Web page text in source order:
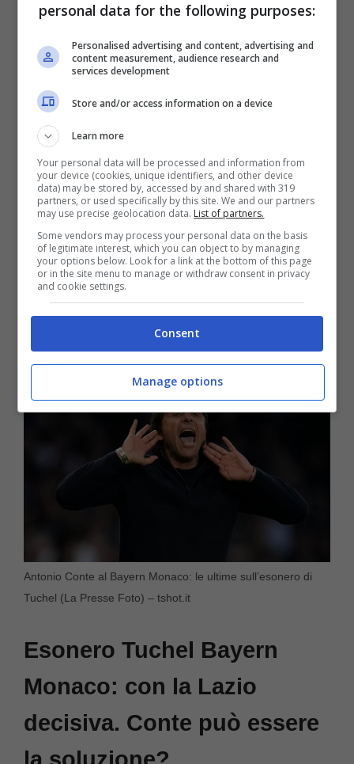
un periodo di enorme difficoltà.
Il 2-2 di venerdì, del Bayern contro il Friburgo
è una nuova conferma sulle difficoltà di
Thomas Tuchel che sembra non aver più in
mano lo spogliatoio del Bayern Monaco.
Ecco perché si fa largo sempre di più l’ipotesi
di un addio anticipato.
A sorpresa, potrebbe tornare in augeil nome
di Antonio Conte per la panchina del
Bayern Monaco.
Antonio Conte al Bayern Monaco: le ultime sull’esonero di
Tuchel (La Presse Foto) – tshot.it
Esonero Tuchel Bayern
Monaco: con la Lazio
decisiva. Conte può essere
personal data for the following purposes:
Personalised advertising and content, advertising and
content measurement, audience research and
services development
Store and/or access information on a device
Learn more
Your personal data will be processed and information from
your device (cookies, unique identifiers, and other device
data) may be stored by, accessed by and shared with 319
partners, or used specifically by this site. We and our partners
may use precise geolocation data. List of partners.
Some vendors may process your personal data on the basis
of legitimate interest, which you can object to by managing
your options below. Look for a link at the bottom of this page
or in the site menu to manage or withdraw consent in privacy
and cookie settings.
Consent
Manage options